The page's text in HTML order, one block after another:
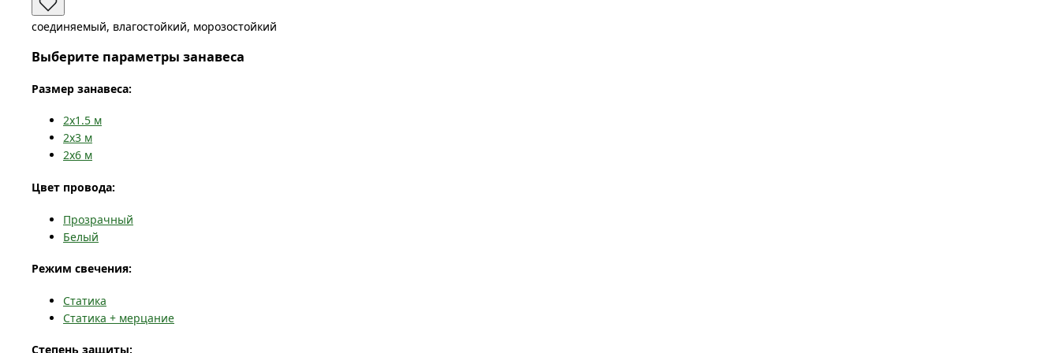
соединяемый, влагостойкий, морозостойкий
Выберите параметры занавеса
Размер занавеса:
2x1.5 м
2x3 м
2x6 м
Цвет провода:
Прозрачный
Белый
Режим свечения:
Статика
Статика + мерцание
Степень защиты: